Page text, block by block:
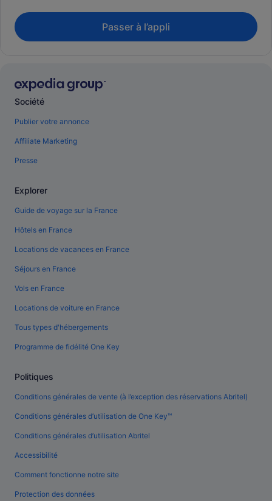
Passer à l’appli
Société
Publier votre annonce
Affiliate Marketing
Presse
Explorer
Guide de voyage sur la France
Hôtels en France
Locations de vacances en France
Séjours en France
Vols en France
Locations de voiture en France
Tous types d'hébergements
Programme de fidélité One Key
Politiques
Conditions générales de vente (à l’exception des réservations Abritel)
Conditions générales d’utilisation de One Key™
Conditions générales d’utilisation Abritel
Accessibilité
Comment fonctionne notre site
Protection des données